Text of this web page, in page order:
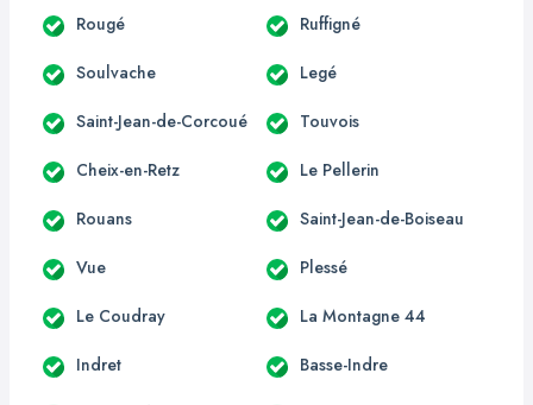
Rougé Ruffigné
Soulvache Legé
Saint-Jean-de-Corcoué Touvois
Cheix-en-Retz Le Pellerin
Rouans Saint-Jean-de-Boiseau
Vue Plessé
Le Coudray La Montagne 44
Indret Basse-Indre